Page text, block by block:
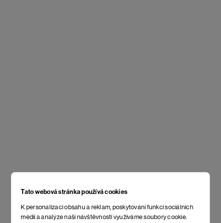
Tato webová stránka používá cookies
K personalizaci obsahu a reklam, poskytování funkcí sociálních
médií a analýze naší návštěvnosti využíváme soubory cookie.